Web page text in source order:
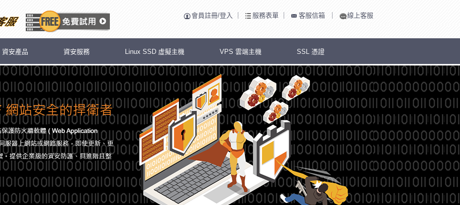
會員註冊/登入 服務表單 客服信箱 線上客服
資安產品 資安服務 Linux SSD 虛擬主機 VPS 雲端主機 SSL 憑證